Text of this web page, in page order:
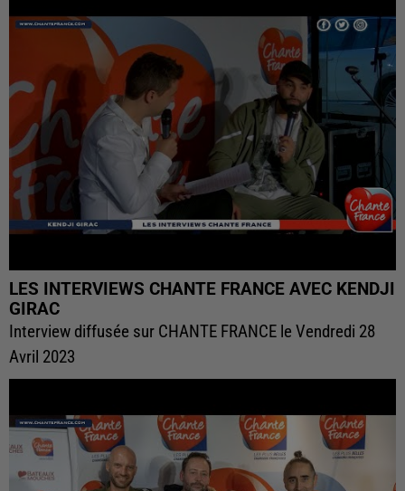
LES INTERVIEWS CHANTE FRANCE AVEC KENDJI
GIRAC
Interview diffusée sur CHANTE FRANCE le Vendredi 28
Avril 2023